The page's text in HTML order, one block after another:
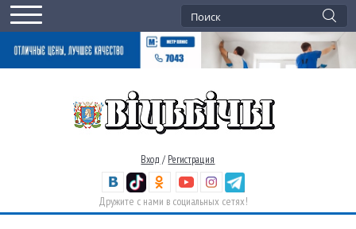
Вход / Регистрация
Дружите с нами в социальных сетях!